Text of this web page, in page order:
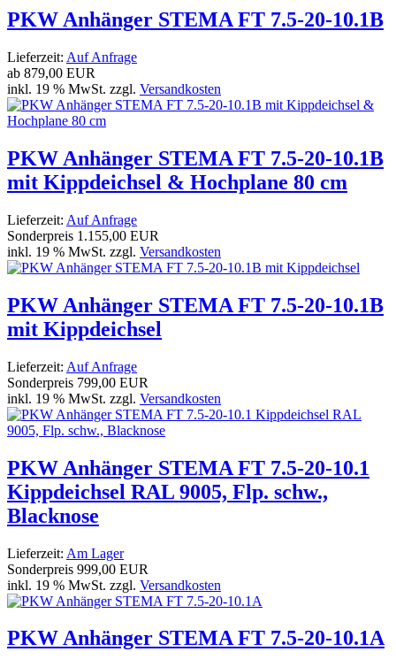
PKW Anhänger STEMA FT 7.5-20-10.1B
Lieferzeit: Auf Anfrage
ab 879,00 EUR
inkl. 19 % MwSt. zzgl. Versandkosten
PKW Anhänger STEMA FT 7.5-20-10.1B
mit Kippdeichsel & Hochplane 80 cm
Lieferzeit: Auf Anfrage
Sonderpreis 1.155,00 EUR
inkl. 19 % MwSt. zzgl. Versandkosten
PKW Anhänger STEMA FT 7.5-20-10.1B
mit Kippdeichsel
Lieferzeit: Auf Anfrage
Sonderpreis 799,00 EUR
inkl. 19 % MwSt. zzgl. Versandkosten
PKW Anhänger STEMA FT 7.5-20-10.1
Kippdeichsel RAL 9005, Flp. schw.,
Blacknose
Lieferzeit: Am Lager
Sonderpreis 999,00 EUR
inkl. 19 % MwSt. zzgl. Versandkosten
PKW Anhänger STEMA FT 7.5-20-10.1A